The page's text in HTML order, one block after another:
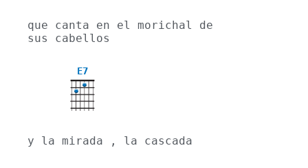
que canta en el morichal de
sus cabellos
E7
y la mirada , la cascada